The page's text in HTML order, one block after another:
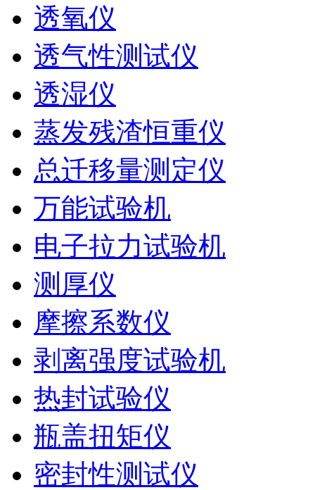
透氧仪
透气性测试仪
透湿仪
蒸发残渣恒重仪
总迁移量测定仪
万能试验机
电子拉力试验机
测厚仪
摩擦系数仪
剥离强度试验机
热封试验仪
瓶盖扭矩仪
密封性测试仪